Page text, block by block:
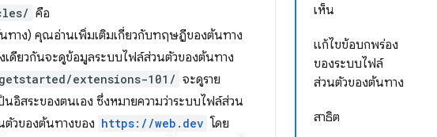
เห็น
แก้ไขข้อบกพร่อง
ของระบบไฟล์
ส่วนตัวของต้นทาง
สาธิต
คือ
ทาง) คุณอ่านเพิ่มเติมเกี่ยวกับทฤษฎีของต้นทาง
ดียวกันจะดูข้อมูลระบบไฟล์ส่วนตัวของต้นทาง
extensions-101/ จะดูราย
สระของตนเอง ซึ่งหมายความว่าระบบไฟล์ส่วน
ตัวของต้นทางของ https://web.dev โดย